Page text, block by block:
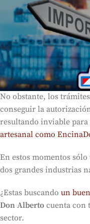
No obstante, los
conseguir la
resultando inviable para
artesanal como
En estos momentos
dos grandes industrias
¿Estas buscando un
Don Alberto cuenta con
sector.